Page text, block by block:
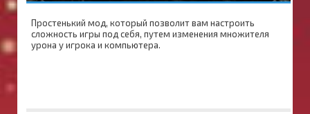
Простенький мод, который позволит вам настроить
сложность игры под себя, путем изменения множителя
урона у игрока и компьютера.